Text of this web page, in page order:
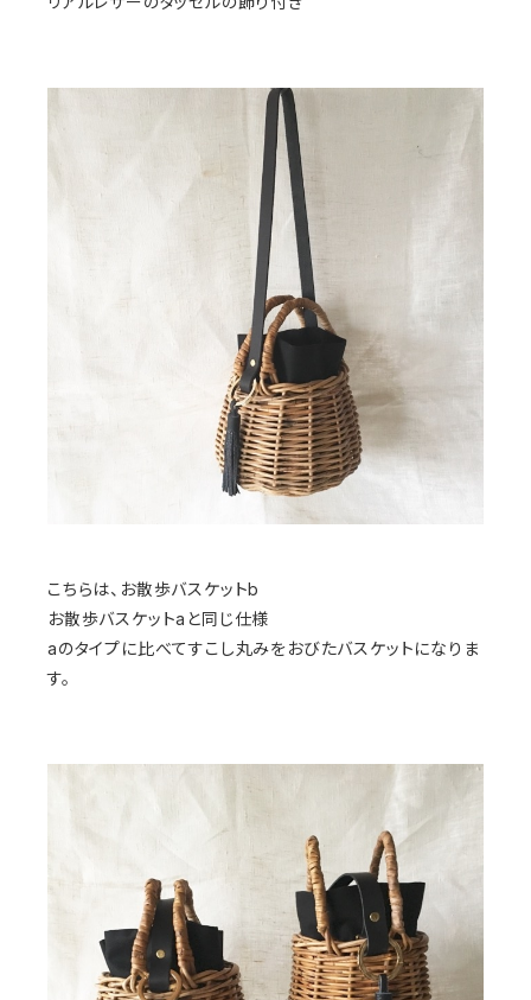
こちらは、お散歩バスケットb
お散歩バスケットaと同じ仕様
aのタイプに比べてすこし丸みをおびたバスケットになりま
す。